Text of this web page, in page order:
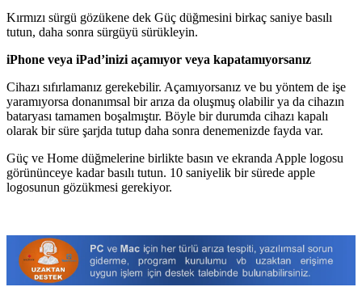
Kırmızı sürgü gözükene dek Güç düğmesini birkaç saniye basılı
tutun, daha sonra sürgüyü sürükleyin.
iPhone veya iPad’inizi açamıyor veya kapatamıyorsanız
Cihazı sıfırlamanız gerekebilir. Açamıyorsanız ve bu yöntem de işe
yaramıyorsa donanımsal bir arıza da oluşmuş olabilir ya da cihazın
bataryası tamamen boşalmıştır. Böyle bir durumda cihazı kapalı
olarak bir süre şarjda tutup daha sonra denemenizde fayda var.
Güç ve Home düğmelerine birlikte basın ve ekranda Apple logosu
görününceye kadar basılı tutun. 10 saniyelik bir sürede apple
logosunun gözükmesi gerekiyor.